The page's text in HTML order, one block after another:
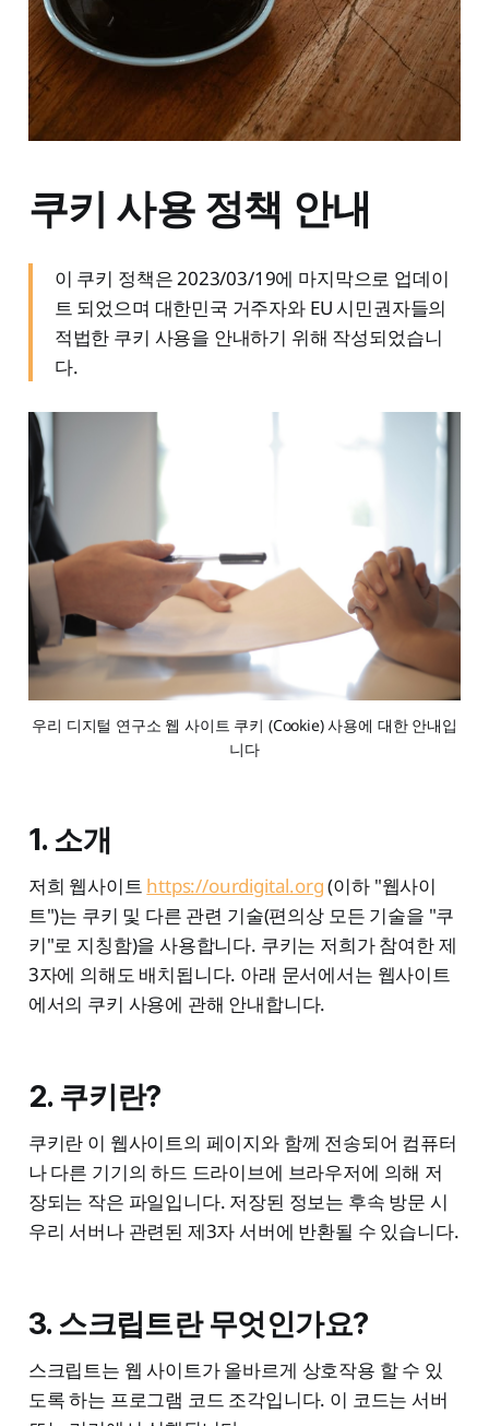
쿠키 사용 정책 안내
이 쿠키 정책은 2023/03/19에 마지막으로 업데이
트 되었으며 대한민국 거주자와 EU 시민권자들의
적법한 쿠키 사용을 안내하기 위해 작성되었습니
다.
우리 디지털 연구소 웹 사이트 쿠키 (Cookie) 사용에 대한 안내입
니다
1. 소개
저희 웹사이트 https://ourdigital.org(이하 "웹사이
트")는 쿠키 및 다른 관련 기술(편의상 모든 기술을 "쿠
키"로 지칭함)을 사용합니다. 쿠키는 저희가 참여한 제
3자에 의해도 배치됩니다. 아래 문서에서는 웹사이트
에서의 쿠키 사용에 관해 안내합니다.
2. 쿠키란?
쿠키란 이 웹사이트의 페이지와 함께 전송되어 컴퓨터
나 다른 기기의 하드 드라이브에 브라우저에 의해 저
장되는 작은 파일입니다. 저장된 정보는 후속 방문 시
우리 서버나 관련된 제3자 서버에 반환될 수 있습니다.
3. 스크립트란 무엇인가요?
스크립트는 웹 사이트가 올바르게 상호작용 할 수 있
도록 하는 프로그램 코드 조각입니다. 이 코드는 서버